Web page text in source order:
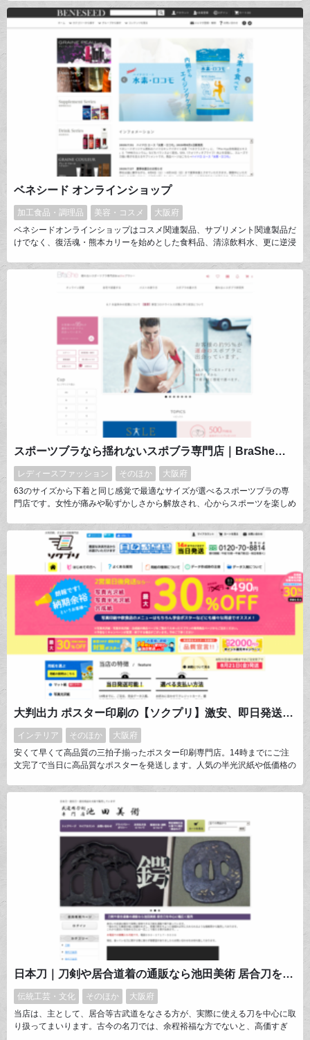
ベネシード オンラインショップ
加工食品・調理品 美容・コスメ
大阪府
ベネシードオンラインショップはコスメ関連製品、サプリメント関連製品だ
けでなく、復活魂・熊本カリーを始めとした食料品、清涼飲料水、更に逆浸
スポーツブラなら揺れないスポブラ専門店｜BraSheブラシー
レディースファッション そのほか
大阪府
63のサイズから下着と同じ感覚で最適なサイズが選べるスポーツブラの専
門店です。女性が痛みや恥ずかしさから解放され、心からスポーツを楽しめ
大判出力 ポスター印刷の【ソクプリ】激安、即日発送で高品質プリント
インテリア そのほか
大阪府
安くて早くて高品質の三拍子揃ったポスター印刷専門店。14時までにご注
文完了で当日に高品質なポスターを発送します。人気の半光沢紙や低価格の
用の大判印刷も可能です。お店のメニュー用ポスターやデジカメ写真を大き
く印刷、学会用のポスター印刷など幅広い用途でお選びいただいてます。是
非ご覧下さい。
日本刀｜刀剣や居合道着の通販なら池田美術 居合刀を中心に幅広く販売
伝統工芸・文化 そのほか
大阪府
当店は、主として、居合等古武道をなさる方が、実際に使える刀を中心に取
り扱ってまいります。古今の名刀では、余程裕福な方でないと、高価すぎ